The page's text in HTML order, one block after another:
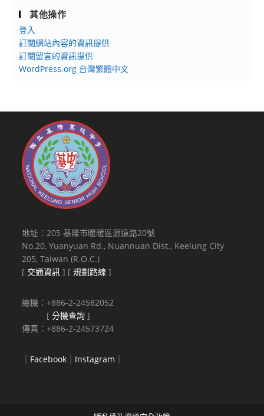
其他操作
登入
訂閱網站內容的資訊提供
訂閱留言的資訊提供
WordPress.org 台灣繁體中文
地址：205 基隆市暖暖區源遠路20號
No.20, Yuanyuan Rd., Nuannuan Dist., Keelung City
205, Taiwan (R.O.C.)
[ 交通資訊 ] [規劃路線 ]
總機：+886-2-24582052
[分機查詢 ]
傳真：+886-2-24573724
｜ Facebook ｜ Instagram ｜